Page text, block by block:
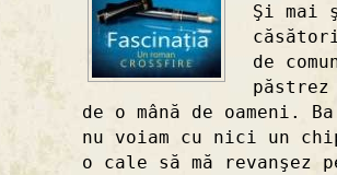
Şi mai
de
de o mână de oameni.
nu voiam cu nici un
o cale să mă revanşez